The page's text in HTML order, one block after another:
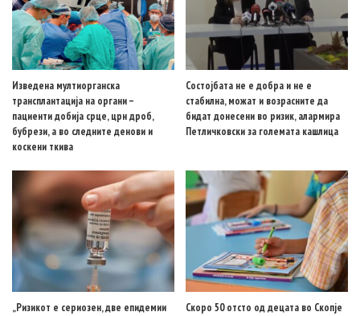
Изведена мултиорганска
трансплантација на органи –
пациенти добија срце, црн дроб,
бубрези, а во следните денови и
коскени ткива
Состојбата не е добра и не е
стабилна, можат и возрасните да
бидат донесени во ризик, алармира
Петличковски за големата кашлица
„Ризикот е сериозен, две епидемии
Скоро 50 отсто од децата во Скопје